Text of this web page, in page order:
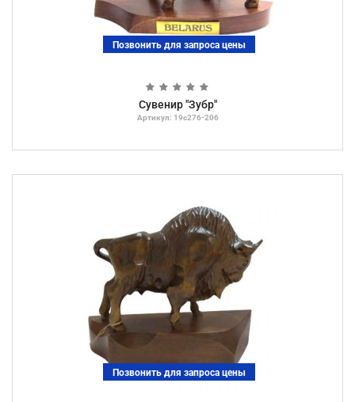
Сувенир "Зубр"
Артикул: 19с276-206
Позвонить для запроса цены
Позвонить для запроса цены